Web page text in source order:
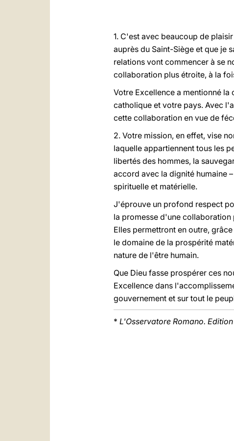
1. C'est avec beaucoup de
auprès du Saint-Siège et que je
relations vont commencer à se
collaboration plus étroite, à la
Votre Excellence a mentionné
catholique et votre pays. Avec
cette collaboration en vue de
2. Votre mission, en effet, vise
laquelle appartiennent tous les
libertés des hommes, la
accord avec la dignité humaine
spirituelle et matérielle.
J'éprouve un profond respect
la promesse d'une collaboration
Elles permettront en outre,
le domaine de la prospérité
nature de l'être humain.
Que Dieu fasse prospérer ces
Excellence dans
gouvernement et sur tout le
* L'Osservatore Romano.